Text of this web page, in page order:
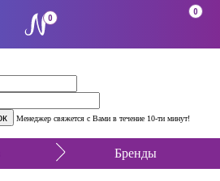
Менеджер свяжется с Вами в течение 10-ти минут!
0
0
Бренды